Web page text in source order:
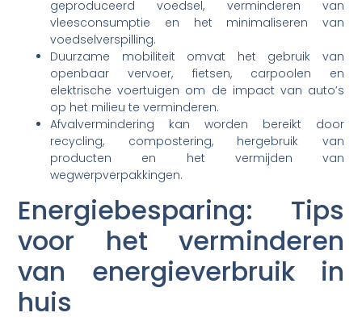
geproduceerd voedsel, verminderen van
vleesconsumptie en het minimaliseren van
voedselverspilling.
Duurzame mobiliteit omvat het gebruik van
openbaar vervoer, fietsen, carpoolen en
elektrische voertuigen om de impact van auto’s
op het milieu te verminderen.
Afvalvermindering kan worden bereikt door
recycling, compostering, hergebruik van
producten en het vermijden van
wegwerpverpakkingen.
Energiebesparing: Tips
voor het verminderen
van energieverbruik in
huis